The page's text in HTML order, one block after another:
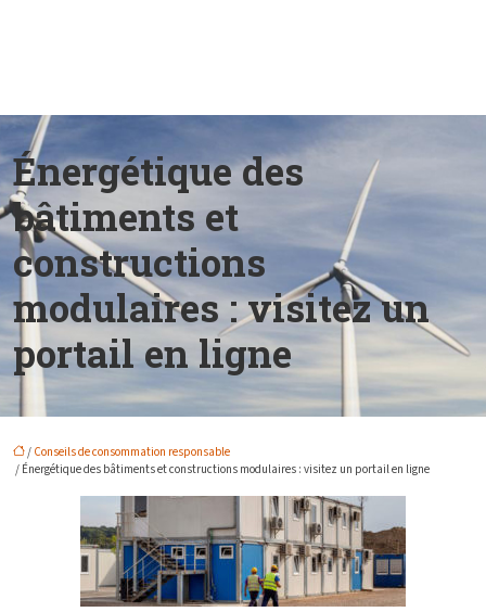
Énergétique des
bâtiments et
constructions
modulaires : visitez un
portail en ligne
/ Conseils de consommation responsable
/ Énergétique des bâtiments et constructions modulaires : visitez un portail en ligne